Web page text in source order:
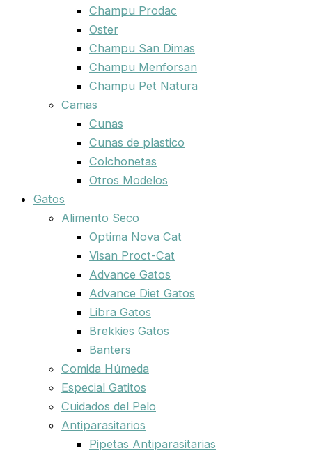
Champu Prodac
Oster
Champu San Dimas
Champu Menforsan
Champu Pet Natura
Camas
Cunas
Cunas de plastico
Colchonetas
Otros Modelos
Gatos
Alimento Seco
Optima Nova Cat
Visan Proct-Cat
Advance Gatos
Advance Diet Gatos
Libra Gatos
Brekkies Gatos
Banters
Comida Húmeda
Especial Gatitos
Cuidados del Pelo
Antiparasitarios
Pipetas Antiparasitarias